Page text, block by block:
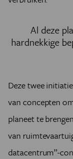
Al deze
hardnekkige
Deze twee
van concepten
planeet te
van
datacentrum”-